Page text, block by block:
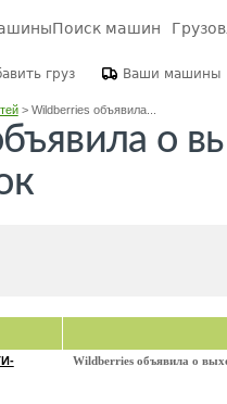
Поиск машин
груз Ваши машины
> Wildberries объявила...
о
Wildberries объявила о